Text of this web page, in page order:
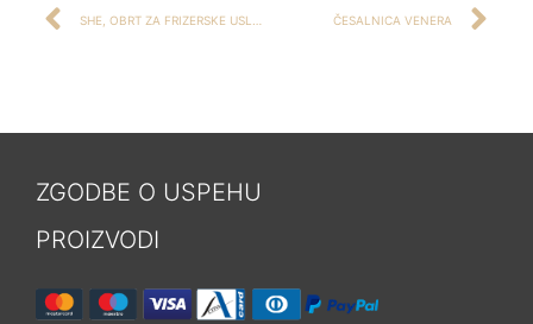
ČESALNICA VENERA
ZGODBE O USPEHU
PROIZVODI